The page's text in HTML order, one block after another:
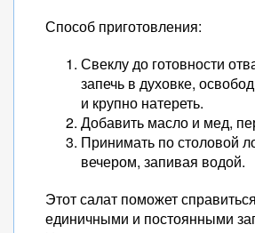
Способ приготовления:
Свеклу до готовности
запечь в духовке,
и крупно натереть.
Добавить масло и мед,
Принимать по столовой
вечером, запивая водой.
Этот салат поможет
единичными и постоянными